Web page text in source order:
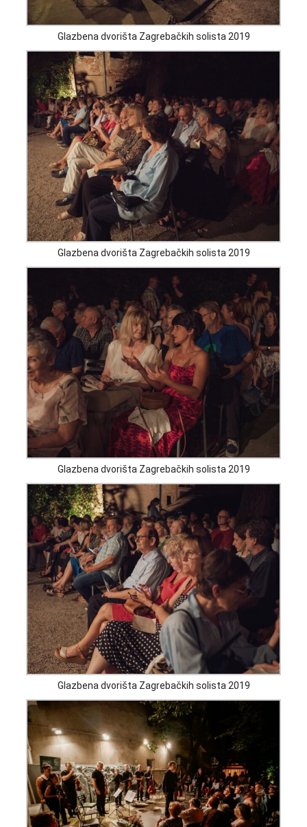
Glazbena dvorišta Zagrebačkih solista 2019
Glazbena dvorišta Zagrebačkih solista 2019
Glazbena dvorišta Zagrebačkih solista 2019
Glazbena dvorišta Zagrebačkih solista 2019